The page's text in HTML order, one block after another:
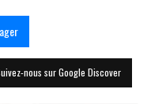
nous sur Google Discover